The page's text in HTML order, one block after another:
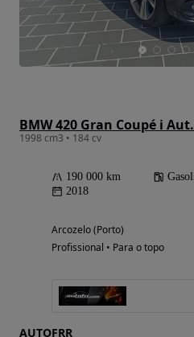
BMW 420 Gran Coupé i
1998 cm3 • 184 cv
190 000 km
2018
Arcozelo (Porto)
Profissional • Para o topo
AUTOFRR